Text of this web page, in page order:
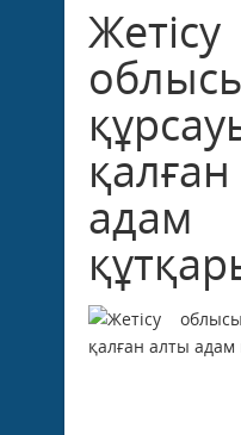
Жетісу
адам